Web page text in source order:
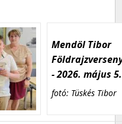
Mendöl Tibor
- 2026. május 5.
fotó: Tüskés Tibor